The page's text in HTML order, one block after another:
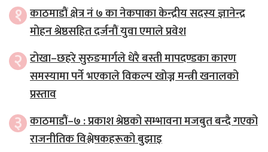
१ काठमाडौं क्षेत्र नं ७ का नेकपाका केन्द्रीय सदस्य ज्ञानेन्द्र
मोहन श्रेष्ठसहित दर्जनौं युवा एमाले प्रवेश
२ टोखा–छहरे सुरुङमार्गले धेरै बस्ती मापदण्डका कारण
समस्यामा पर्ने भएकाले विकल्प खोज्न मन्त्री खनालको
प्रस्ताव
३ काठमाडौं–७ : प्रकाश श्रेष्ठको सम्भावना मजबुत बन्दै गएको
राजनीतिक विश्लेषकहरूको बुझाइ